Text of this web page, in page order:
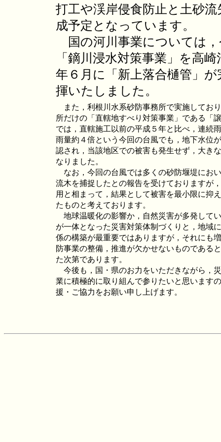
打工や渓岸侵食防止と土砂
成予定となっています。
国の河川事業については，
「鏑川浸水対策事業」を高
年６月に「新上落合樋管」
揮いたしました。
また，利根川水系砂防事務所で実施してお
所だけの「直轄地すべり対策事業」である「
では，直轄施工以前の平成５年と比べ，連続
雨量約４倍という今回の台風でも，地下水位
認され，当該地区での被害も発生せず，大き
なりました。
なお，今回の台風では多くの砂防堰堤にお
流木を捕捉したとの報告を受けておりますが
用と相まって，結果として被害を最小限に抑
たものと考えております。
地球温暖化の影響か，自然災害が多発して
が一体となった災害対策体制づくりと，地域
係の構築が最重要ではありますが，それにも
防事業の整備，推進が欠かせないものである
た次第であります。
今後も，国・県のお力をいただきながら，
業に積極的に取り組んで参りたいと思います
援・ご協力をお願い申し上げます。